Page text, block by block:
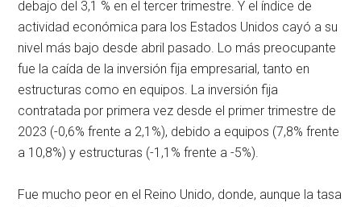
debajo del 3,1 % en el tercer trimestre. Y el índice de
actividad económica para los Estados Unidos cayó a su
nivel más bajo desde abril pasado. Lo más preocupante
fue la caída de la inversión fija empresarial, tanto en
estructuras como en equipos. La inversión fija
contratada por primera vez desde el primer trimestre de
2023 (-0,6% frente a 2,1%), debido a equipos (7,8% frente
a 10,8%) y estructuras (-1,1% frente a -5%).
Fue mucho peor en el Reino Unido, donde, aunque la tasa